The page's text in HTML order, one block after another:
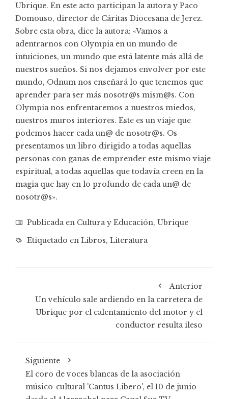
Ubrique. En este acto participan la autora y Paco
Domouso, director de Cáritas Diocesana de Jerez.
Sobre esta obra, dice la autora: «Vamos a
adentrarnos con Olympia en un mundo de
intuiciones, un mundo que está latente más allá de
nuestros sueños. Si nos dejamos envolver por este
mundo, Odnum nos enseñará lo que tenemos que
aprender para ser más nosotr@s mism@s. Con
Olympia nos enfrentaremos a nuestros miedos,
nuestros muros interiores. Este es un viaje que
podemos hacer cada un@ de nosotr@s. Os
presentamos un libro dirigido a todas aquellas
personas con ganas de emprender este mismo viaje
espiritual, a todas aquellas que todavía creen en la
magia que hay en lo profundo de cada un@ de
nosotr@s».
Publicada en Cultura y Educación, Ubrique
Etiquetado en Libros, Literatura
Anterior
Un vehículo sale ardiendo en la carretera de
Ubrique por el calentamiento del motor y el
conductor resulta ileso
Siguiente
El coro de voces blancas de la asociación
músico-cultural 'Cantus Libero', el 10 de junio